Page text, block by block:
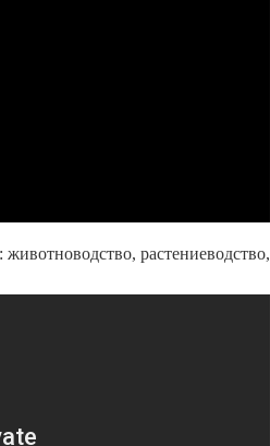
растениеводство,